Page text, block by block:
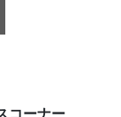
コーナー